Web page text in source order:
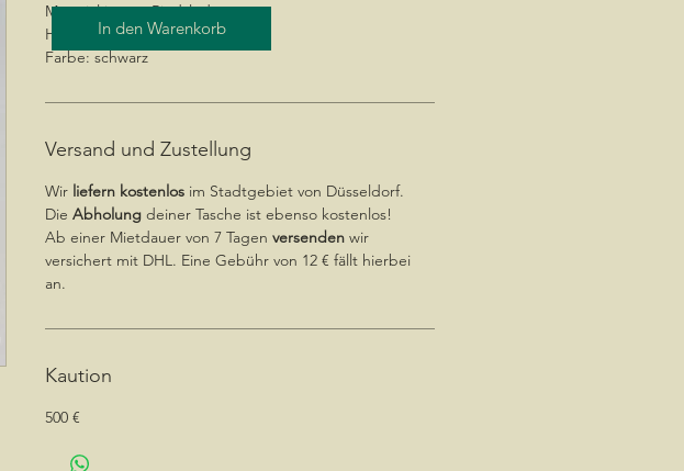
Material innen: Rindsleder
Hardware: gold
Farbe: schwarz
Versand und Zustellung
Wir liefern kostenlos im Stadtgebiet von Düsseldorf.
Die Abholung deiner Tasche ist ebenso kostenlos!
Ab einer Mietdauer von 7 Tagen versenden wir
versichert mit DHL. Eine Gebühr von 12 € fällt hierbei
an.
Kaution
500 €
In den Warenkorb